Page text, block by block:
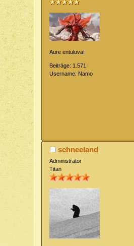
Aure entuluva!
Beiträge: 1.571
Username: Namo
schneeland
Administrator
Titan